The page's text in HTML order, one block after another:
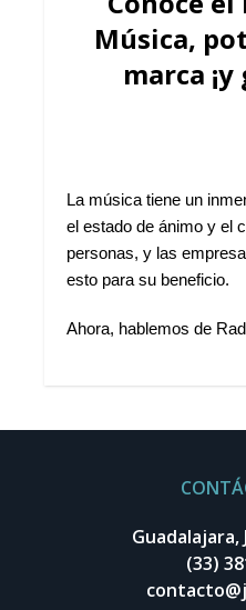
Música,
marca
La música tiene un
el estado de ánimo y el
personas, y las
esto para su beneficio.
Ahora, hablemos de
Guadalajara,
(33)